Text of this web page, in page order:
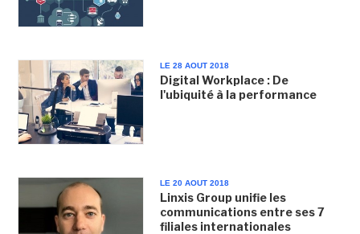
LE 28 AOUT 2018
Digital Workplace : De
l'ubiquité à la performance
LE 20 AOUT 2018
Linxis Group unifie les
communications entre ses 7
filiales internationales